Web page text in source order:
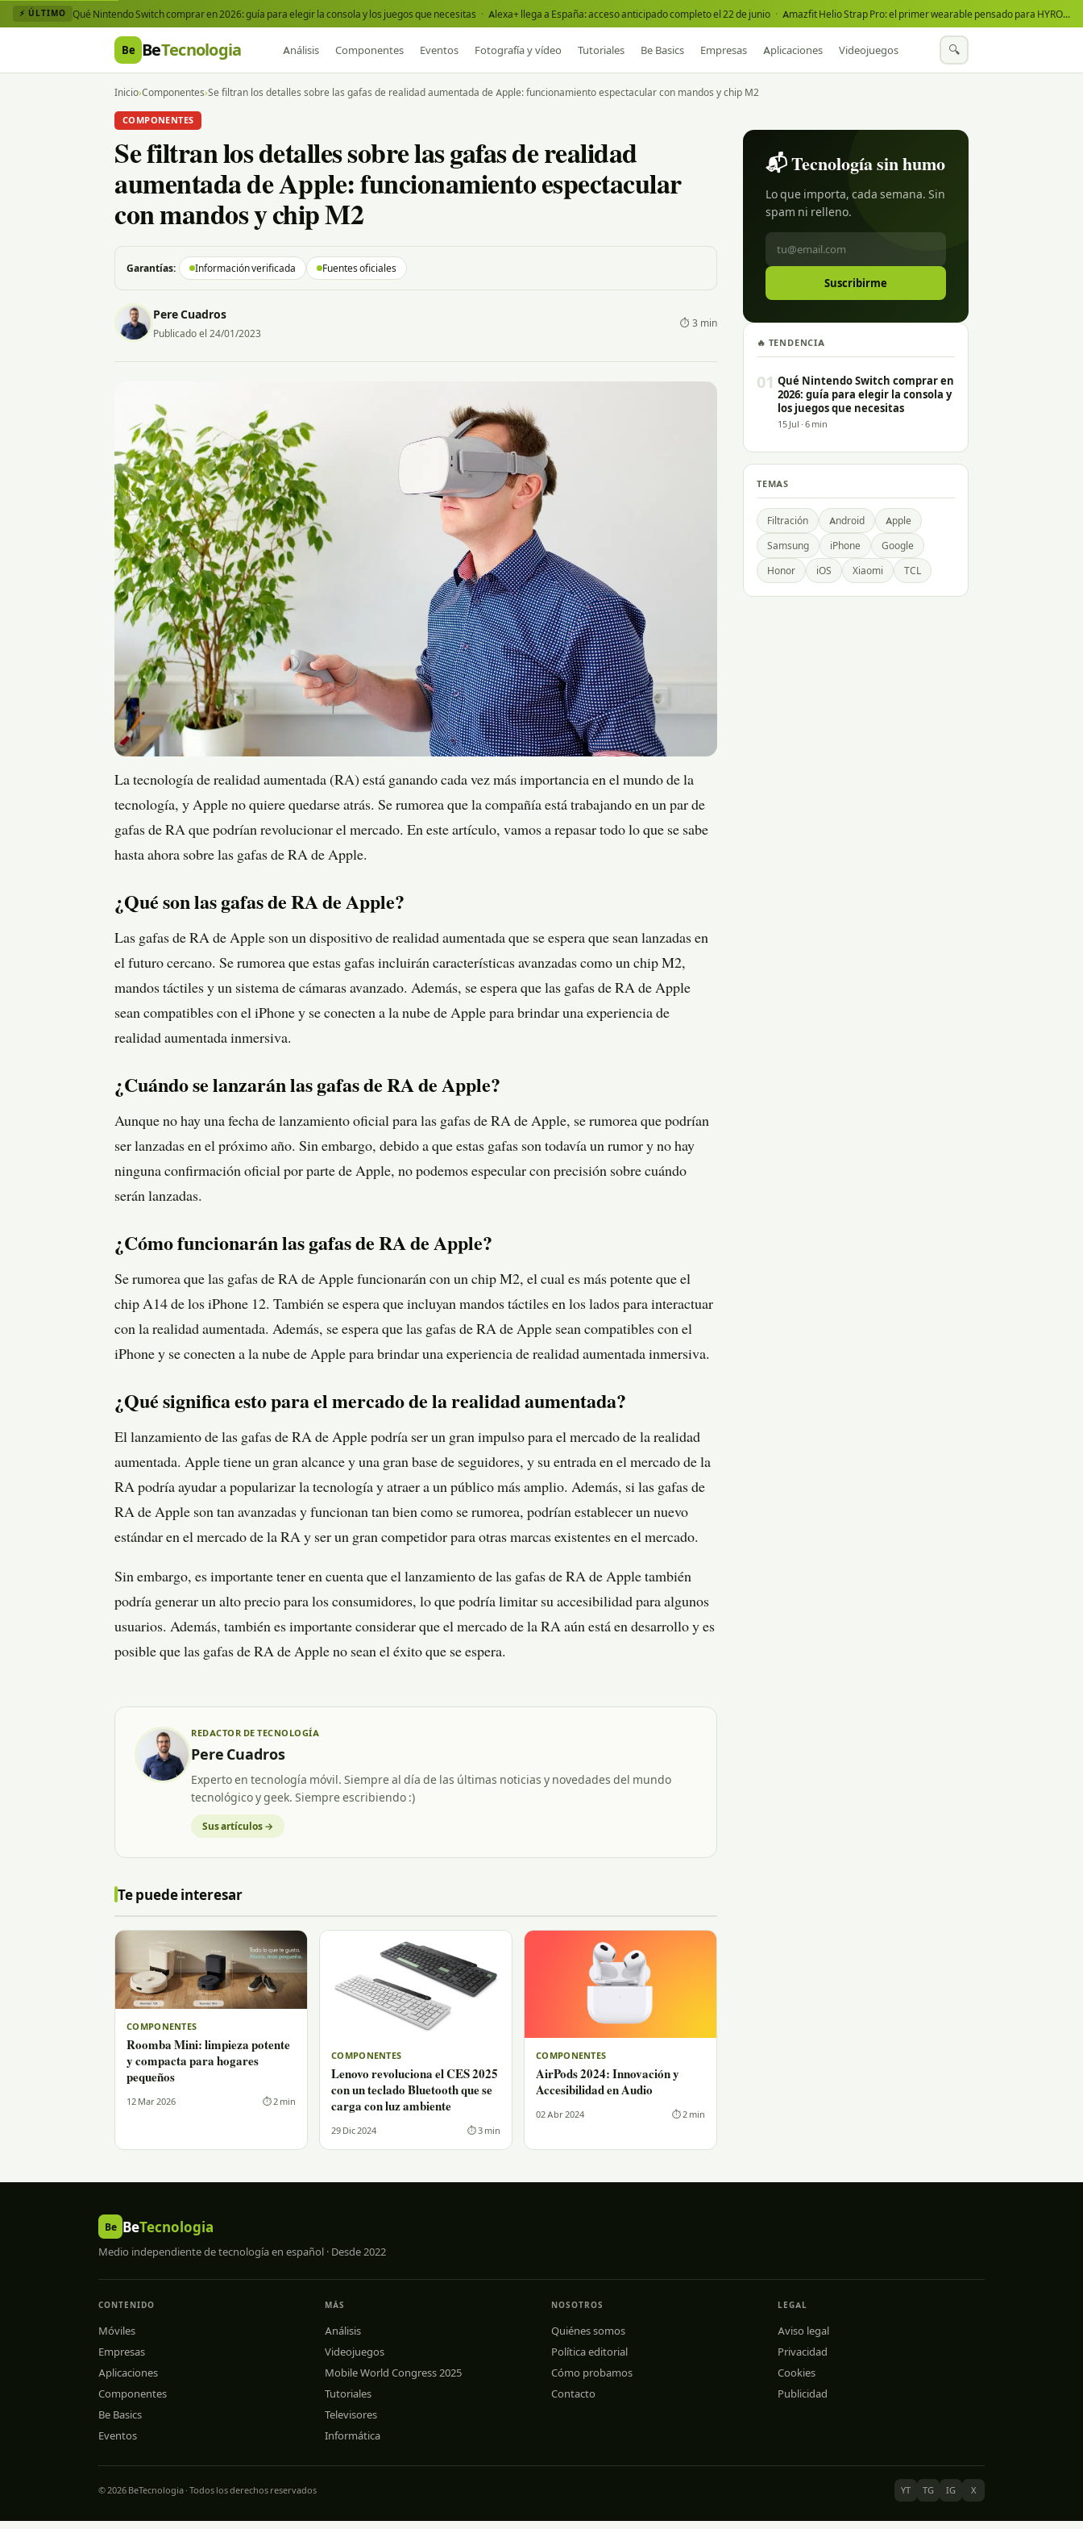
⚡ ÚLTIMO Qué Nintendo Switch comprar en 2026: guía para elegir la consola y los juegos que necesitas · Alexa+ llega a España: acceso anticipado completo el 22 de junio · Amazfit Helio Strap Pro: el primer wearable pensado para HYROX
Be BeTecnologia Análisis Componentes Eventos Fotografía y vídeo Tutoriales Be Basics Empresas Aplicaciones Videojuegos 🔍
Inicio›Componentes›Se filtran los detalles sobre las gafas de realidad aumentada de Apple: funcionamiento espectacular con mandos y chip M2
COMPONENTES
Se filtran los detalles sobre las gafas de realidad
aumentada de Apple: funcionamiento espectacular
con mandos y chip M2
Garantías: Información verificada Fuentes oficiales
Pere Cuadros
Publicado el 24/01/2023
⏱ 3 min
La tecnología de realidad aumentada (RA) está ganando cada vez más importancia en el mundo de la
tecnología, y Apple no quiere quedarse atrás. Se rumorea que la compañía está trabajando en un par de
gafas de RA que podrían revolucionar el mercado. En este artículo, vamos a repasar todo lo que se sabe
hasta ahora sobre las gafas de RA de Apple.
¿Qué son las gafas de RA de Apple?
Las gafas de RA de Apple son un dispositivo de realidad aumentada que se espera que sean lanzadas en
el futuro cercano. Se rumorea que estas gafas incluirán características avanzadas como un chip M2,
mandos táctiles y un sistema de cámaras avanzado. Además, se espera que las gafas de RA de Apple
sean compatibles con el iPhone y se conecten a la nube de Apple para brindar una experiencia de
realidad aumentada inmersiva.
¿Cuándo se lanzarán las gafas de RA de Apple?
Aunque no hay una fecha de lanzamiento oficial para las gafas de RA de Apple, se rumorea que podrían
ser lanzadas en el próximo año. Sin embargo, debido a que estas gafas son todavía un rumor y no hay
ninguna confirmación oficial por parte de Apple, no podemos especular con precisión sobre cuándo
serán lanzadas.
¿Cómo funcionarán las gafas de RA de Apple?
Se rumorea que las gafas de RA de Apple funcionarán con un chip M2, el cual es más potente que el
chip A14 de los iPhone 12. También se espera que incluyan mandos táctiles en los lados para interactuar
con la realidad aumentada. Además, se espera que las gafas de RA de Apple sean compatibles con el
iPhone y se conecten a la nube de Apple para brindar una experiencia de realidad aumentada inmersiva.
¿Qué significa esto para el mercado de la realidad aumentada?
El lanzamiento de las gafas de RA de Apple podría ser un gran impulso para el mercado de la realidad
aumentada. Apple tiene un gran alcance y una gran base de seguidores, y su entrada en el mercado de la
RA podría ayudar a popularizar la tecnología y atraer a un público más amplio. Además, si las gafas de
RA de Apple son tan avanzadas y funcionan tan bien como se rumorea, podrían establecer un nuevo
estándar en el mercado de la RA y ser un gran competidor para otras marcas existentes en el mercado.
Sin embargo, es importante tener en cuenta que el lanzamiento de las gafas de RA de Apple también
podría generar un alto precio para los consumidores, lo que podría limitar su accesibilidad para algunos
usuarios. Además, también es importante considerar que el mercado de la RA aún está en desarrollo y es
posible que las gafas de RA de Apple no sean el éxito que se espera.
REDACTOR DE TECNOLOGÍA
Pere Cuadros
Experto en tecnología móvil. Siempre al día de las últimas noticias y novedades del mundo
tecnológico y geek. Siempre escribiendo :)
Sus artículos →
Te puede interesar
COMPONENTES
Roomba Mini: limpieza potente
y compacta para hogares
pequeños
12 Mar 2026 ⏱ 2 min
COMPONENTES
Lenovo revoluciona el CES 2025
con un teclado Bluetooth que se
carga con luz ambiente
29 Dic 2024 ⏱ 3 min
COMPONENTES
AirPods 2024: Innovación y
Accesibilidad en Audio
02 Abr 2024 ⏱ 2 min
📬 Tecnología sin humo
Lo que importa, cada semana. Sin
spam ni relleno.
Suscribirme
🔥 TENDENCIA
01 Qué Nintendo Switch comprar en
2026: guía para elegir la consola y
los juegos que necesitas
15 Jul · 6 min
TEMAS
Filtración Android Apple
Samsung iPhone Google
Honor iOS Xiaomi TCL
Be BeTecnologia
Medio independiente de tecnología en español · Desde 2022
CONTENIDO
Móviles
Empresas
Aplicaciones
Componentes
Be Basics
Eventos
MÁS
Análisis
Videojuegos
Mobile World Congress 2025
Tutoriales
Televisores
Informática
NOSOTROS
Quiénes somos
Política editorial
Cómo probamos
Contacto
LEGAL
Aviso legal
Privacidad
Cookies
Publicidad
© 2026 BeTecnologia · Todos los derechos reservados YT TG IG X